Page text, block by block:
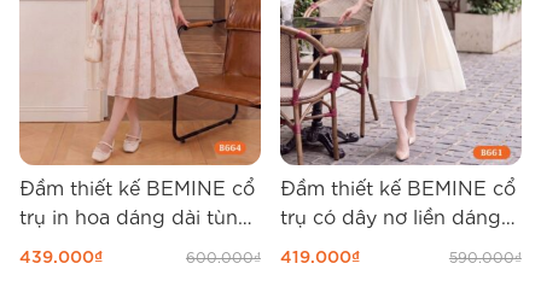
Đầm thiết kế BEMINE cổ
trụ in hoa dáng dài tùng
xếp ly B664
439.000₫ 600.000₫
Đầm thiết kế BEMINE cổ
trụ có dây nơ liền dáng
xòe dài B661
419.000₫ 590.000₫